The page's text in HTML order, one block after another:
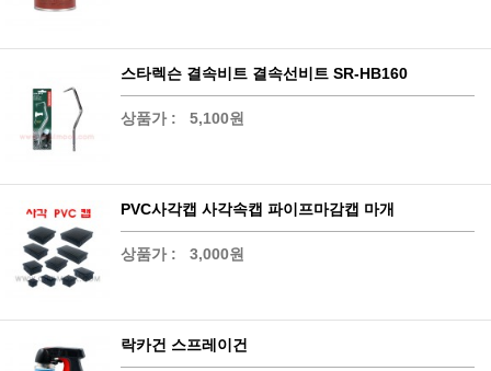
스타렉슨 결속비트 결속선비트 SR-HB160
상품가 : 5,100원
PVC사각캡 사각속캡 파이프마감캡 마개
상품가 : 3,000원
락카건 스프레이건